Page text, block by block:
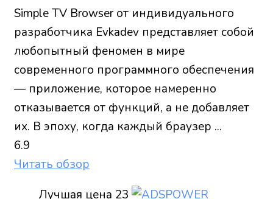
Simple TV Browser от индивидуального
разработчика Evkadev представляет собой
любопытный феномен в мире
современного программного обеспечения
— приложение, которое намеренно
отказывается от функций, а не добавляет
их. В эпоху, когда каждый браузер ...
6.9
Читать обзор
Лучшая цена 23